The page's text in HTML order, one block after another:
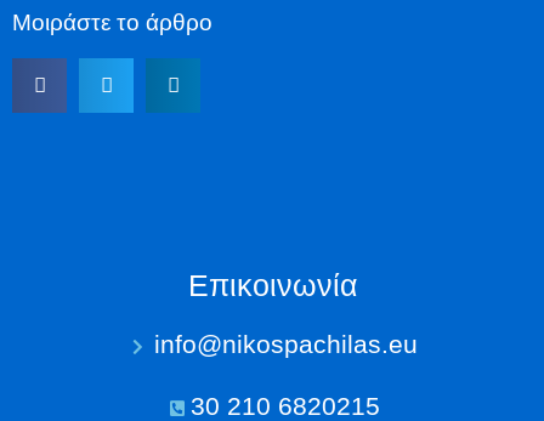
Μοιράστε το άρθρο
Επικοινωνία
info@nikospachilas.eu​
30 210 6820215